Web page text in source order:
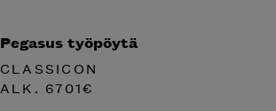
Pegasus työpöytä
CLASSICON
ALK. 6701€